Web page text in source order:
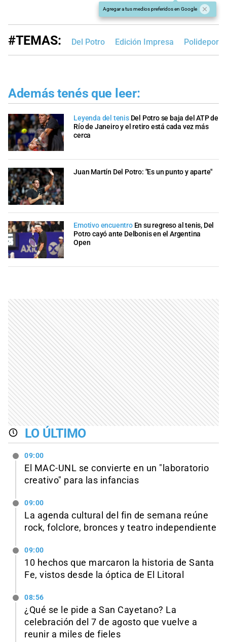
Agregar a tus medios preferidos en Google
#TEMAS: Del Potro Edición Impresa
Además tenés que leer:
Leyenda del tenis Del Potro se baja del ATP de
Río de Janeiro y el retiro está cada vez más
cerca
Juan Martín Del Potro: "Es un punto y aparte"
Emotivo encuentro En su regreso al tenis, Del
Potro cayó ante Delbonis en el Argentina
Open
LO ÚLTIMO
09:00
El MAC-UNL se convierte en un "laboratorio
creativo" para las infancias
09:00
La agenda cultural del fin de semana reúne
rock, folclore, bronces y teatro independiente
09:00
10 hechos que marcaron la historia de Santa
Fe, vistos desde la óptica de El Litoral
08:56
¿Qué se le pide a San Cayetano? La
celebración del 7 de agosto que vuelve a
reunir a miles de fieles